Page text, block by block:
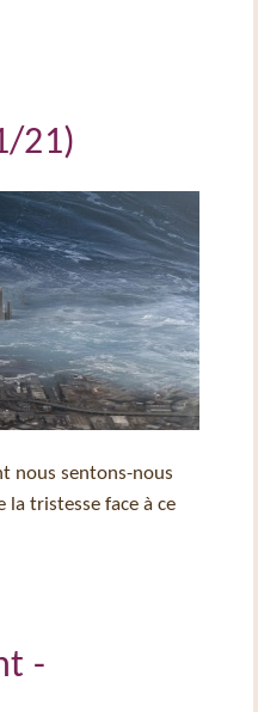
21)
nous sentons-nous
la tristesse face à ce
-